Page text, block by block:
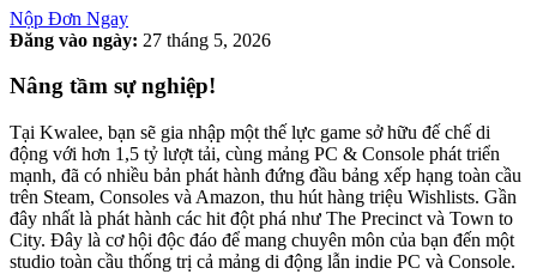
Nộp Đơn Ngay
Đăng vào ngày: 27 tháng 5, 2026
Nâng tầm sự nghiệp!
Tại Kwalee, bạn sẽ gia nhập một thế lực game sở hữu đế chế di
động với hơn 1,5 tỷ lượt tải, cùng mảng PC & Console phát triển
mạnh, đã có nhiều bản phát hành đứng đầu bảng xếp hạng toàn cầu
trên Steam, Consoles và Amazon, thu hút hàng triệu Wishlists. Gần
đây nhất là phát hành các hit đột phá như The Precinct và Town to
City. Đây là cơ hội độc đáo để mang chuyên môn của bạn đến một
studio toàn cầu thống trị cả mảng di động lẫn indie PC và Console.